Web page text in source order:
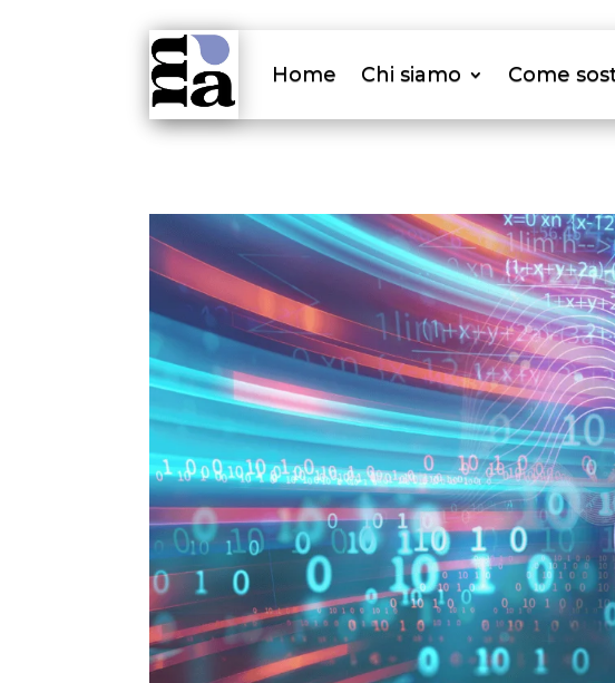
Home Chi siamo Come